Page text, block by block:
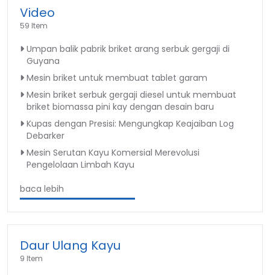
Video
59 Item
Umpan balik pabrik briket arang serbuk gergaji di
Guyana
Mesin briket untuk membuat tablet garam
Mesin briket serbuk gergaji diesel untuk membuat
briket biomassa pini kay dengan desain baru
Kupas dengan Presisi: Mengungkap Keajaiban Log
Debarker
Mesin Serutan Kayu Komersial Merevolusi
Pengelolaan Limbah Kayu
baca lebih
Daur Ulang Kayu
9 Item